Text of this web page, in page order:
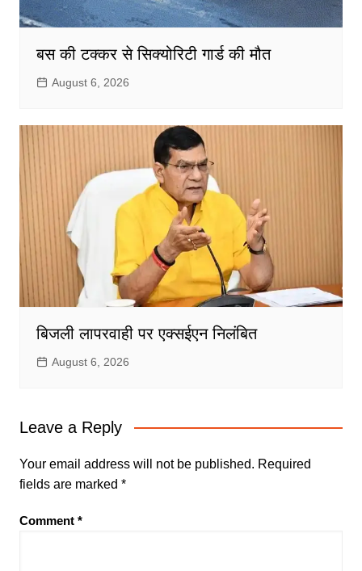
बस की टक्कर से सिक्योरिटी गार्ड की मौत
August 6, 2026
बिजली लापरवाही पर एक्सईएन निलंबित
August 6, 2026
Leave a Reply
Your email address will not be published. Required
fields are marked *
Comment *